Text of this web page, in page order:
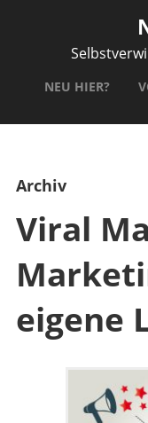
NEU HIER?
Archiv
Viral
eigene